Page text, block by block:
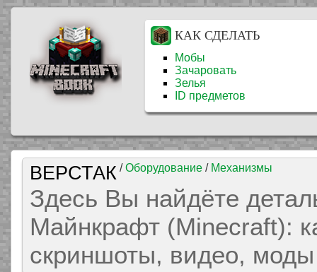
КАК СДЕЛАТЬ
Мобы
Зачаровать
Зелья
ID предметов
ВЕРСТАК /Оборудование / Механизмы
Здесь Вы найдёте
Майнкрафт (Minecraft):
скриншоты, видео, моды